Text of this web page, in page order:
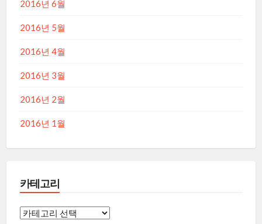
2016년 6월
2016년 5월
2016년 4월
2016년 3월
2016년 2월
2016년 1월
카테고리
카